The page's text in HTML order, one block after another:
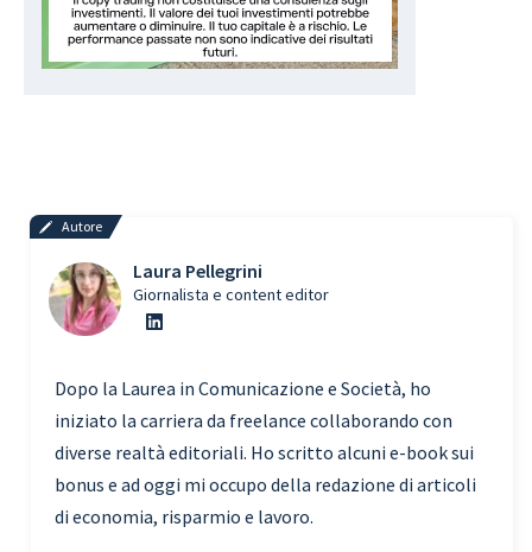
Autore
Laura Pellegrini
Giornalista e content editor
Dopo la Laurea in Comunicazione e Società, ho
iniziato la carriera da freelance collaborando con
diverse realtà editoriali. Ho scritto alcuni e-book sui
bonus e ad oggi mi occupo della redazione di articoli
di economia, risparmio e lavoro.